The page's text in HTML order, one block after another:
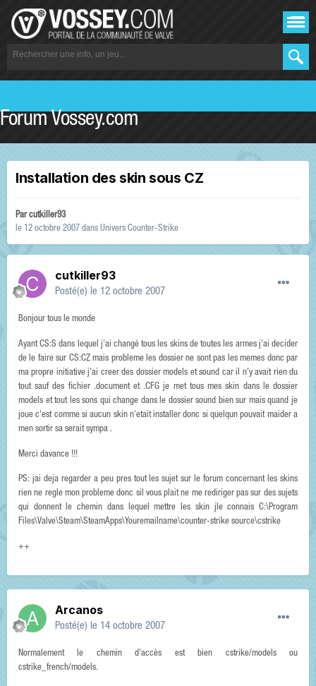
Forum Vossey.com
Installation des skin sous CZ
Parcutkiller93
le 12 octobre 2007 dans Univers Counter-Strike
cutkiller93
Posté(e) le 12 octobre 2007
Bonjour tous le monde
Ayant CS:S dans lequel j'ai changé tous les skins de toutes les armes j'ai decider
de le faire sur CS:CZ mais probleme les dossier ne sont pas les memes donc par
ma propre initiative j'ai creer des dossier models et sound car il n'y avait rien du
tout sauf des fichier .document et .CFG je met tous mes skin dans le dossier
models et tout les sons qui change dans le dossier sound bien sur mais quand je
joue c'est comme si aucun skin n'etait installer donc si quelqun pouvait maider a
men sortir sa serait sympa .
Merci davance !!!
PS: jai deja regarder a peu pres tout les sujet sur le forum concernant les skins
rien ne regle mon probleme donc sil vous plait ne me rediriger pas sur des sujets
qui donnent le chemin dans lequel mettre les skin jle connais C:\Program
Files\Valve\Steam\SteamApps\Youremailname\counter-strike source\cstrike
++
Arcanos
Posté(e) le 14 octobre 2007
Normalement le chemin d'accès est bien cstrike/models ou
cstrike_french/models.